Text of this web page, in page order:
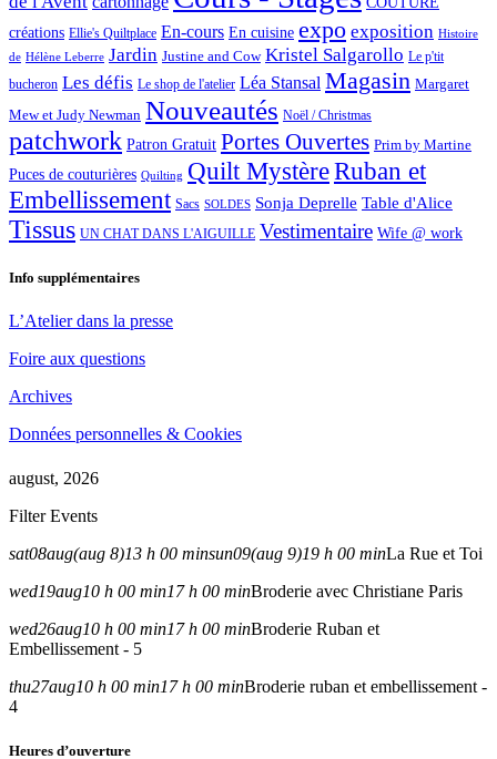
créations Ellie's Quiltplace En-cours En cuisine expo exposition Histoire
de Hélène Leberre Jardin Justine and Cow Kristel Salgarollo Le p'tit
bucheron Les défis Le shop de l'atelier Léa Stansal Magasin Margaret
Mew et Judy Newman Nouveautés Noël / Christmas
patchwork Patron Gratuit Portes Ouvertes Prim by Martine
Puces de couturières Quilting Quilt MystèreRuban et
Embellissement Sacs SOLDES Sonja Deprelle Table d'Alice
Tissus UN CHAT DANS L'AIGUILLE Vestimentaire Wife @ work
Info supplémentaires
L’Atelier dans la presse
Foire aux questions
Archives
Données personnelles & Cookies
august, 2026
Filter Events
sat08aug(aug 8)13 h 00 minsun09(aug 9)19 h 00 minLa Rue et Toi
wed19aug10 h 00 min17 h 00 minBroderie avec Christiane Paris
wed26aug10 h 00 min17 h 00 minBroderie Ruban et
Embellissement - 5
thu27aug10 h 00 min17 h 00 minBroderie ruban et embellissement -
4
Heures d’ouverture